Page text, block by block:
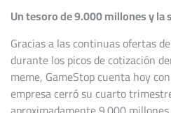
Un tesoro de 9.000 millones y
Gracias a las continuas ofertas
durante los picos de cotización
meme, GameStop cuenta hoy
empresa cerró su cuarto